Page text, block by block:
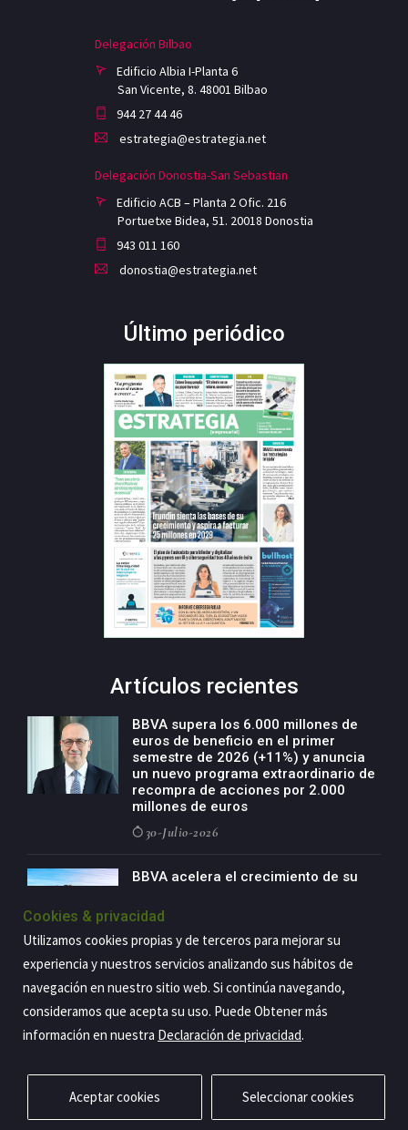
Delegación Bilbao
Edificio Albia I-Planta 6
San Vicente, 8. 48001 Bilbao
944 27 44 46
estrategia@estrategia.net
Delegación Donostia-San Sebastian
Edificio ACB – Planta 2 Ofic. 216
Portuetxe Bidea, 51. 20018 Donostia
943 011 160
donostia@estrategia.net
Último periódico
Artículos recientes
BBVA supera los 6.000 millones de
euros de beneficio en el primer
semestre de 2026 (+11%) y anuncia
un nuevo programa extraordinario de
recompra de acciones por 2.000
millones de euros
30-Julio-2026
BBVA acelera el crecimiento de su
de especialización presente en siete
países
29-Julio-2026
Copyright@2026 Estrategia Empresarial
Cookies & privacidad
Utilizamos cookies propias y de terceros para mejorar su
experiencia y nuestros servicios analizando sus hábitos de
navegación en nuestro sitio web. Si continúa navegando,
consideramos que acepta su uso. Puede Obtener más
información en nuestra Declaración de privacidad.
Aceptar cookies Seleccionar cookies